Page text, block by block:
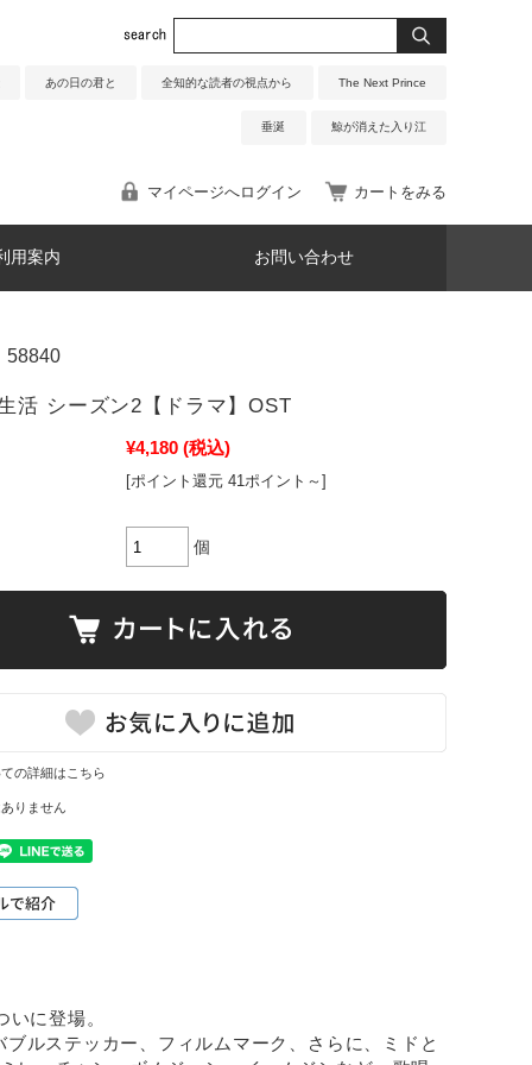
あの日の君と 全知的な読者の視点から The Next Prince
垂涎 鯨が消えた入り江
マイページへログイン カートをみる
用案内 お問い合わせ
58840
活 シーズン2【ドラマ】OST
¥4,180 (税込)
[ポイント還元 41ポイント～]
個
の詳細はこちら
りません
に登場。
ルステッカー、フィルムマーク、さらに、ミドと